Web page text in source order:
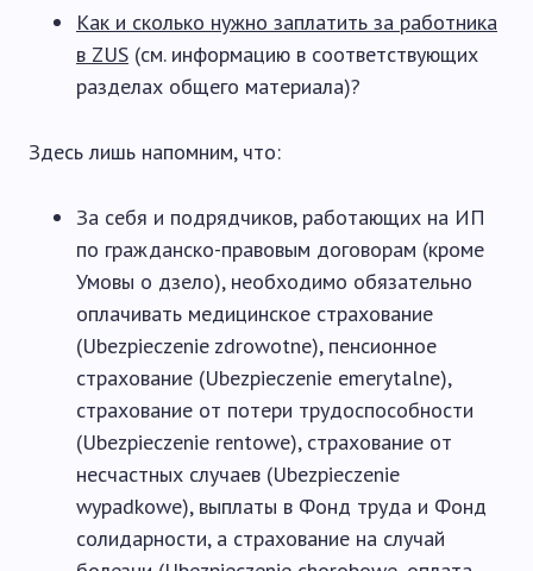
Как и сколько нужно заплатить за работника
в ZUS (см. информацию в соответствующих
разделах общего материала)?
Здесь лишь напомним, что:
За себя и подрядчиков, работающих на ИП
по гражданско-правовым договорам (кроме
Умовы о дзело), необходимо обязательно
оплачивать медицинское страхование
(Ubezpieczenie zdrowotne), пенсионное
страхование (Ubezpieczenie emerytalne),
страхование от потери трудоспособности
(Ubezpieczenie rentowe), страхование от
несчастных случаев (Ubezpieczenie
wypadkowe), выплаты в Фонд труда и Фонд
солидарности, а страхование на случай